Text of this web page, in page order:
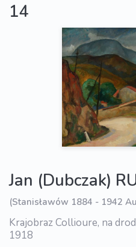
14
Jan (Dubczak)
(Stanisławów 1884 - 1942
Krajobraz Collioure, na
1918